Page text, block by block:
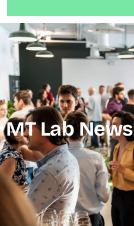
MT Lab News